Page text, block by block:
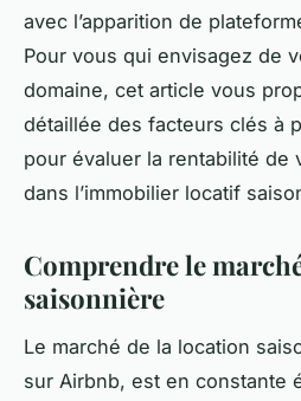
avec l’apparition de
Pour vous qui envisagez de
domaine, cet article vous
détaillée des facteurs clés à
pour évaluer la rentabilité de
dans l’immobilier locatif
Comprendre le
saisonnière
Le marché de la location
sur Airbnb, est en constante